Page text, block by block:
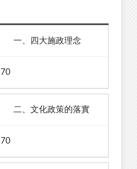
一、四大施政理念
70
二、文化政策的落實
70